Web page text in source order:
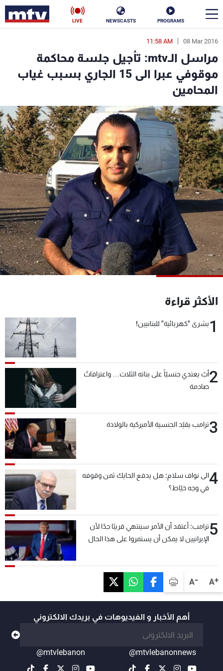
PROGRAMS
NEWSCASTS
LIVE
A+
A-
08 Mar 2016
11:58 AM
مراسل الـmtv: تأجيل جلسة محاكمة
موقوفي عبرا الى 15 الجاري بسبب غياب
المحامين
الأكثر قراءة
1بشرى "كهربائية" للبنانيين!
2أبٌ يعتدي جنسيّاً على بناته الثلاث… واعترافاتٌ
صادمة
3ترامب يقيّد الجنسية الأميركية بالولادة
4الى نواف سلام: هل يدفع الحايك ثمن وقوفه
في وجه خيّاط؟
5ترامب: أعتقد أن الأمر سينتهي قريبًا جدًا لأن
الإيرانيين لا يمكن أن يستمروا على هذا الحال
أهم الأخبار و الفيديوهات في بريدك الالكتروني
@mtvlebanonnews
@mtvlebanon
en
الأخبار
سياسة
إقتصاد فن
منوعات رياضة
كأس العالم
جدول البرامج
شاهد البرامج
الترددات
لاعلاناتكم